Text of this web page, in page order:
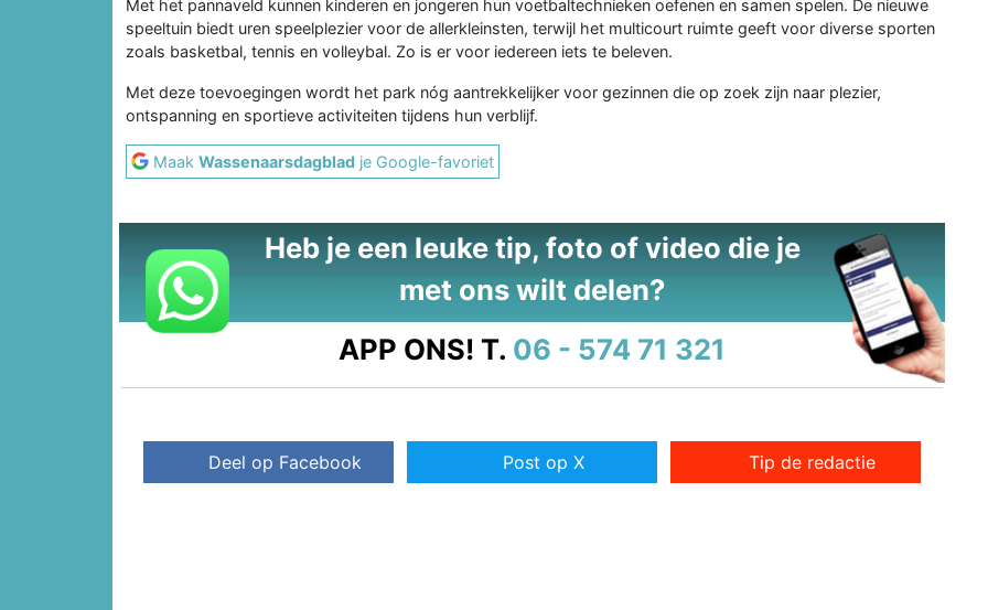
Met het pannaveld kunnen kinderen en jongeren hun voetbaltechnieken oefenen en samen spelen. De nieuwe
speeltuin biedt uren speelplezier voor de allerkleinsten, terwijl het multicourt ruimte geeft voor diverse sporten
zoals basketbal, tennis en volleybal. Zo is er voor iedereen iets te beleven.
Met deze toevoegingen wordt het park nóg aantrekkelijker voor gezinnen die op zoek zijn naar plezier,
ontspanning en sportieve activiteiten tijdens hun verblijf.
Maak Wassenaarsdagblad je Google-favoriet
Heb je een leuke tip, foto of video die je
met ons wilt delen?
APP ONS! T. 06 - 574 71 321
Deel op Facebook Post op X Tip de redactie